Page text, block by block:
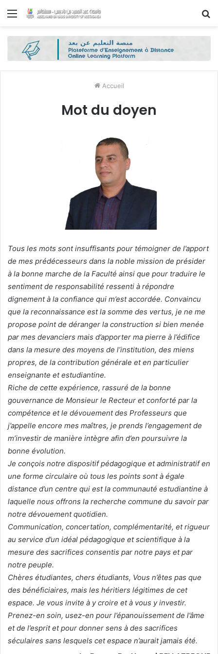
Menu
Accueil
Mot du doyen
Tous les mots sont insuffisants pour témoigner de l’apport
de mes prédécesseurs dans la noble mission de présider
à la bonne marche de la Faculté ainsi que pour traduire le
sentiment de responsabilité ressenti à répondre
dignement à la confiance qui m’est accordée. Convaincu
que la reconnaissance est la somme des vertus, je ne me
propose point de déranger la construction si bien menée
par mes devanciers mais d’apporter ma pierre à l’édifice
dans la mesure des moyens de l’institution, des miens
propres, de la contribution générale et en particulier
enseignante et estudiantine.
Riche de cette expérience, rassuré de la bonne
gouvernance de Monsieur le Recteur et conforté par la
compétence et le dévouement des Professeurs que
j’appelle encore mes maîtres, je prends l’engagement de
m’investir de manière intègre afin d’en poursuivre la
bonne évolution.
Je conçois notre dispositif pédagogique et administratif en
une forme circulaire où tous les points sont à égale
distance d’un centre qui est la communauté estudiantine à
laquelle nous offrons la recherche commune du savoir par
notre dévouement quotidien.
Communication, concertation, complémentarité, et rigueur
au service d’un idéal pédagogique et scientifique à la
mesure des sacrifices consentis par notre pays et par
notre peuple.
Chères étudiantes, chers étudiants, Vous n’êtes pas que
des bénéficiaires, mais les héritiers légitimes de cet
espace. Je vous invite à y croire et à vous y investir.
Prenez-en soin, usez-en pour l’épanouissement de l’âme
et de l’esprit et pour donner sens à des sacrifices
séculaires sans lesquels cet espace n’aurait jamais été.